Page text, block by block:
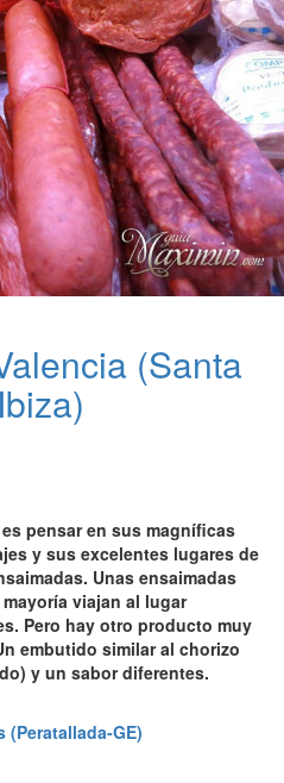
(Santa
pensar en sus magníficas
y sus excelentes lugares de
Unas ensaimadas
viajan al lugar
Pero hay otro producto muy
embutido similar al chorizo
y un sabor diferentes.